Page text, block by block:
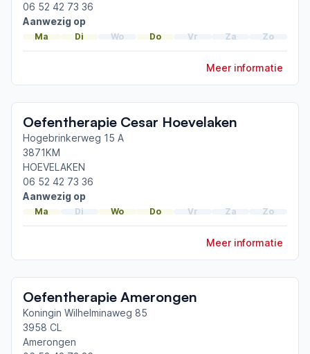
ParkinsonNet congres 2025
ParkinsonNet congres 2023
ParkinsonNet congres 2021
06 52 42 73 36
Aanwezig op
Ma Di Wo Do Vr Za Zo
Meer informatie
Oefentherapie Cesar Hoevelaken
Hogebrinkerweg 15 A
3871KM
HOEVELAKEN
06 52 42 73 36
Aanwezig op
Ma Di Wo Do Vr Za Zo
Meer informatie
Oefentherapie Amerongen
Koningin Wilhelminaweg 85
3958 CL
Amerongen